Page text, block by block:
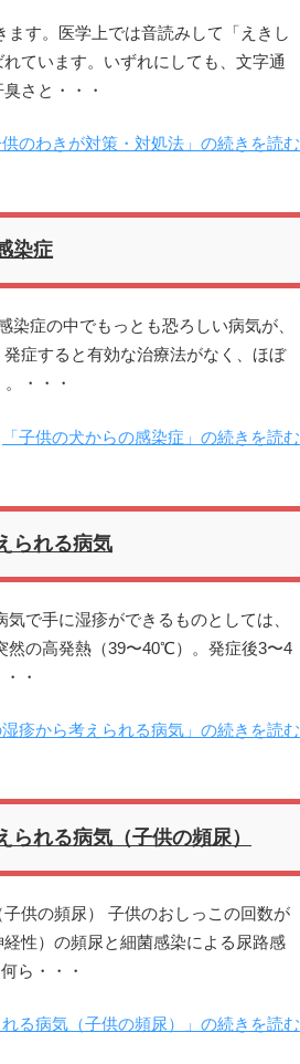
す。医学上では音読みして「えきし
ています。いずれにしても、文字通
さと・・・
供のわきが対策・対処法」の続きを読む
染症
症の中でもっとも恐ろしい病気が、
症すると有効な治療法がなく、ほぼ
・・・
「子供の犬からの感染症」の続きを読む
られる病気
で手に湿疹ができるものとしては、
の高発熱（39〜40℃）。発症後3〜4
・
湿疹から考えられる病気」の続きを読む
れる病気（子供の頻尿）
供の頻尿） 子供のおしっこの回数が
性）の頻尿と細菌感染による尿路感
ら・・・
る病気（子供の頻尿）」の続きを読む